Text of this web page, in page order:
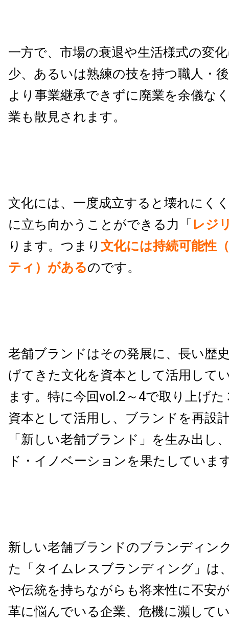
一方で、市場の衰退や生活様式の変
少、あるいは熟練の技を持つ職人・
より事業継承できずに廃業を余儀な
業も散見されます。
文化には、一度成立すると壊れにく
に立ち向かうことができる力「 レジ
ります。つまり 文化には持続可能性
ティ）があるのです。
老舗ブランドはその発展に、⻑い歴
げてきた文化を資本として活用して
ます。特に今回vol.2～4で取り上げ
資本として活用し、ブランドを再設
「新しい老舗ブランド」を生み出し
ド・イノベーションを果たしていま
新しい老舗ブランドのブランディン
た「タイムレスブランディング」は
や伝統を持ちながらも将来性に不安
革に悩んでいる企業、危機に瀕して